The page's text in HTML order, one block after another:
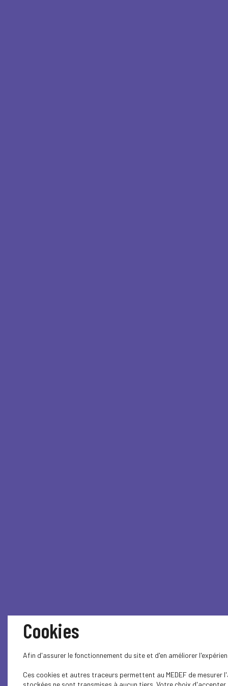
Cookies
Afin d'assurer le fonctionnement du site et d'en améliorer
Ces cookies et autres traceurs permettent au MEDEF de
stockées ne sont transmises à aucun tiers. Votre choix